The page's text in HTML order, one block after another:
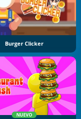
Burger Clicker
NUEVO